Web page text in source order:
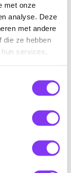
met onze
analyse. Deze
met andere
die ze hebben
services.